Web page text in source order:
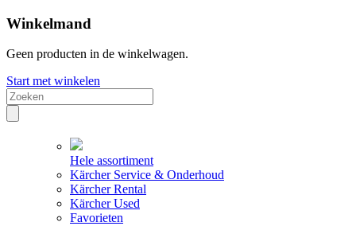
Winkelmand
Geen producten in de winkelwagen.
Start met winkelen
Hele assortiment
Kärcher Service & Onderhoud
Kärcher Rental
Kärcher Used
Favorieten